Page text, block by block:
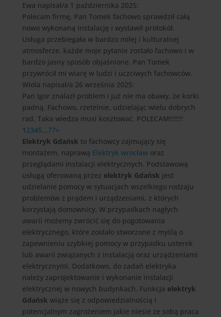
Ewa napisał/a 1 października 2025:
Polecam firmę, Pan Tomek fachowo sprawdził całą
nowo wykonaną instalację i wystawił protokół.
Usługa przebiegała w bardzo miłej i kulturalnej
atmosferze, każde moje pytanie zostało fachowo i w
bardzo jasny sposób objaśnione. Pan Tomek
przywrócił mi wiarę w ludzi i uczciwych fachowców.
Wiola napisał/a 26 września 2025:
Pan Igor znalazł problem i już nie ma obawy, że korki
padną. Fachowo, rzetelnie, udzielając wielu dobrych
rad. Taka wiedza musi kosztować. POLECAM!!!!!!!
1 2345...77»
Elektryk Gdańsk to fachowcy zajmujący się
montażem, naprawą Elektryk wrocławoraz
przeglądami instalacji elektrycznych. Podstawową
usługą oferowaną przez elektryk Gdańsk jest
udzielanie pomocy w sytuacjach wszelkiego rodzaju
problemów z prądem i urządzeniami, z których
korzystają domownicy. W przypadkach nagłych
awarii możemy zwrócić się do pogotowania
elektrycznego, które zostało stworzone z myślą o
zapewnieniu szybkiej pomocy w przypadku usterek
lub awarii związanych z instalacją oraz urządzeniami
elektrycznymi. Dodatkowo, do zadań elektryka
należy zaprojektowanie i wykonanie instalacji
elektrycznej w nowych budynkach. Funkcja elektryk
Gdańsk wiąże się z odpowiedzialnością i
potencjalnym zagrożeniem jakie niesie ze sobą praca